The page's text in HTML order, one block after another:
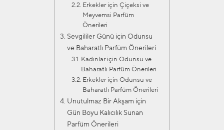
Erkekler için Çiçeksi ve
Meyvemsi Parfüm
Önerileri
Sevgililer Günü için Odunsu
ve Baharatlı Parfüm Önerileri
Kadınlar için Odunsu ve
Baharatlı Parfüm Önerileri
Erkekler için Odunsu ve
Baharatlı Parfüm Önerileri
Unutulmaz Bir Akşam için
Gün Boyu Kalıcılık Sunan
Parfüm Önerileri